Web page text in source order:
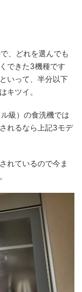
、どれを選んでも
できた3機種です
いって、半分以下
キツイ。
級）の食洗機では
れるなら上記3モデ
れているので今ま